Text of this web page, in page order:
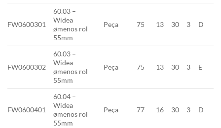
FW0600301
60.03 –
Widea
ømenos rol
55mm
Peça 75 13 30 3 D
FW0600302
60.03 –
Widea
ømenos rol
55mm
Peça 75 13 30 3 E
FW0600401
60.04 –
Widea
ømenos rol
55mm
Peça 77 16 30 3 D